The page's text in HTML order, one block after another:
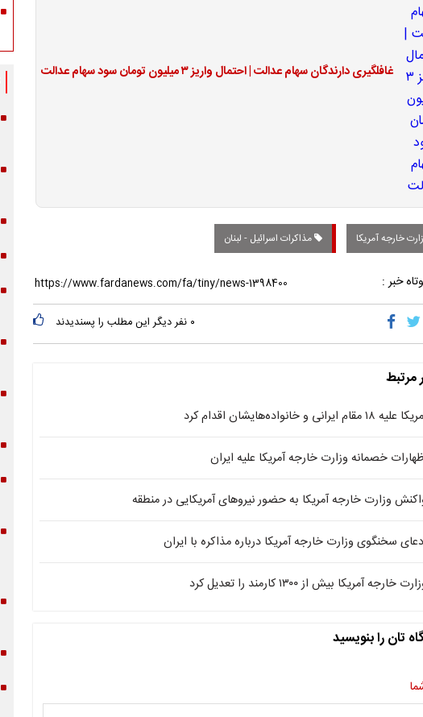
غافلگیری دارندگان سهام عدالت | احتمال واریز ۳ میلیون تومان سود سهام عدالت
خارجه آمریکا مذاکرات اسرائیل - لبنان
خبر :
۰ نفر دیگر این مطلب را پسندیدند
مرتبط
۱۸ مقام ایرانی و خانواده‌هایشان اقدام کرد
خصمانه وزارت خارجه آمریکا علیه ایران
وزارت خارجه آمریکا به حضور نیروهای آمریکایی در منطقه
سخنگوی وزارت خارجه آمریکا درباره مذاکره با ایران
خارجه آمریکا بیش از ۱۳۰۰ کارمند را تعدیل کرد
تان را بنویسید